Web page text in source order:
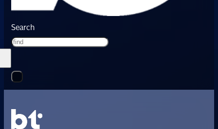
Search